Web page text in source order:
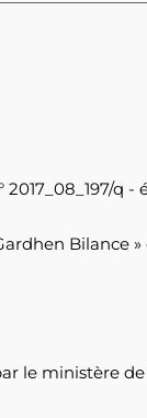
q -
Bilance
le ministère